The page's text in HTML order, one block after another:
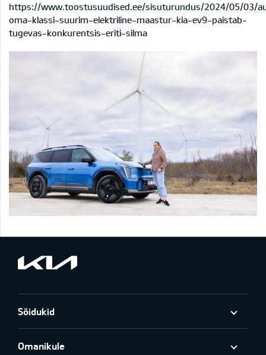
https://www.toostusuudised.ee/sisuturundus/2024/05/03/
oma-klassi-suurim-elektriline-maastur-kia-ev9-paistab-
tugevas-konkurentsis-eriti-silma
Sõidukid
Omanikule